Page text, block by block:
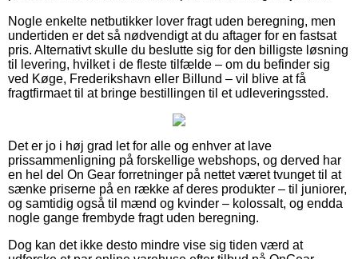
Nogle enkelte netbutikker lover fragt uden beregning, men
undertiden er det så nødvendigt at du aftager for en fastsat
pris. Alternativt skulle du beslutte sig for den billigste løsning
til levering, hvilket i de fleste tilfælde – om du befinder sig
ved Køge, Frederikshavn eller Billund – vil blive at få
fragtfirmaet til at bringe bestillingen til et udleveringssted.
Det er jo i høj grad let for alle og enhver at lave
prissammenligning på forskellige webshops, og derved har
en hel del On Gear forretninger på nettet været tvunget til at
sænke priserne på en række af deres produkter – til juniorer,
og samtidig også til mænd og kvinder – kolossalt, og endda
nogle gange frembyde fragt uden beregning.
Dog kan det ikke desto mindre vise sig tiden værd at